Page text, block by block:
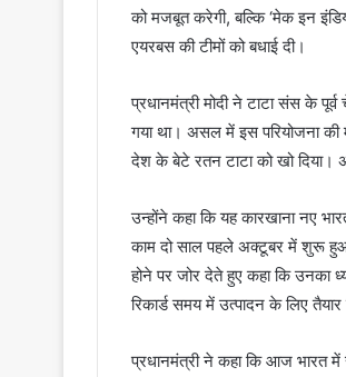
को मजबूत करेगी, बल्कि ‘मेक इन
एयरबस की टीमों को बधाई दी।
प्रधानमंत्री मोदी ने टाटा संस के
गया था। असल में इस परियोजना
देश के बेटे रतन टाटा को खो दिया।
उन्होंने कहा कि यह कारखाना नए
काम दो साल पहले अक्टूबर में शुरू
होने पर जोर देते हुए कहा कि उनका
रिकार्ड समय में उत्पादन के लिए
प्रधानमंत्री ने कहा कि आज भारत में